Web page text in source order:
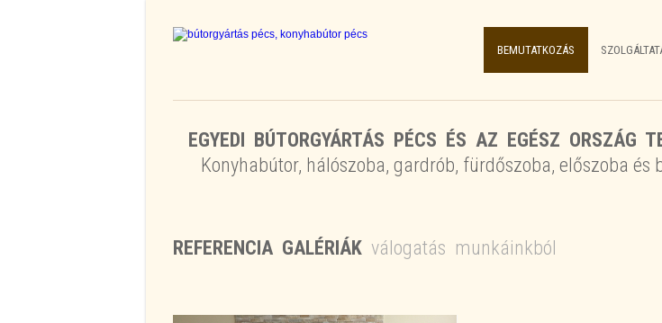
BEMUTATKOZÁS
EGYEDI BÚTORGYÁRTÁS PÉCS ÉS AZ EGÉSZ ORSZÁG
Konyhabútor, hálószoba, gardrób, fürdőszoba, előszoba
REFERENCIA GALÉRIÁK válogatás munkáinkból